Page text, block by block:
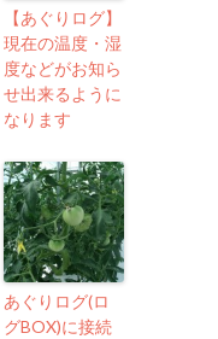
【あぐりログ】
現在の温度・湿
度などがお知ら
せ出来るように
なります
あぐりログ(ロ
グBOX)に接続